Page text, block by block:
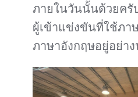
ภายในวันนั้นด้วยครั
ผู้เข้าแข่งขันที่ใช้ภา
ภาษาอังกฤษอยู่อย่า